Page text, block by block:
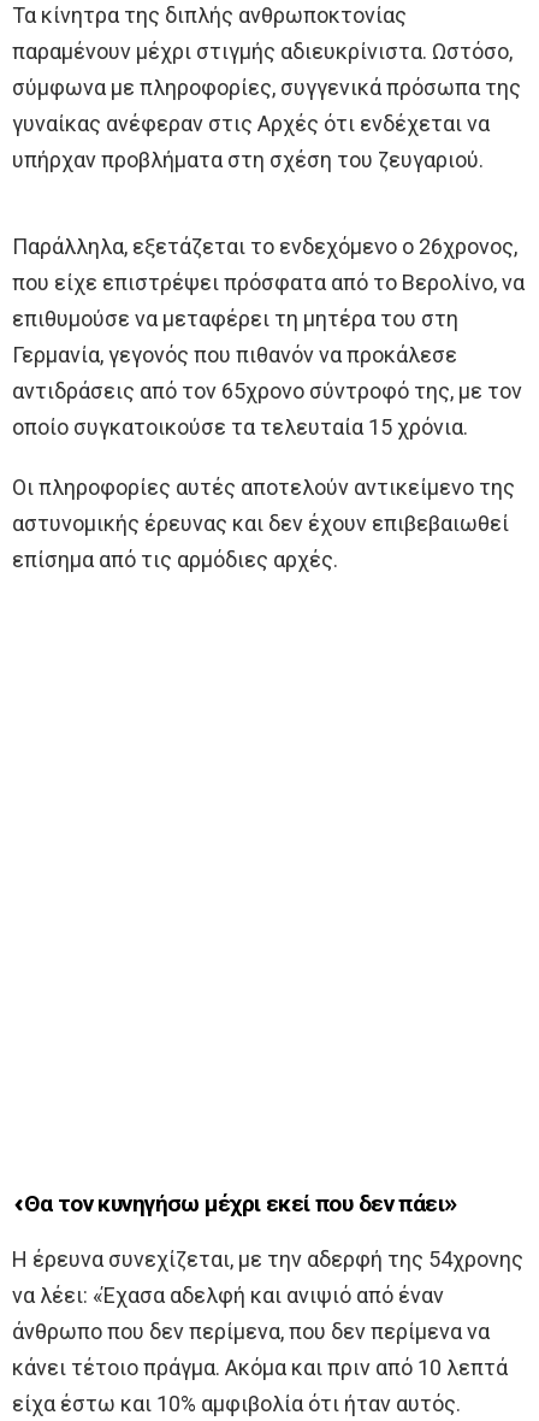
Τα κίνητρα της διπλής ανθρωποκτονίας
παραμένουν μέχρι στιγμής αδιευκρίνιστα. Ωστόσο,
σύμφωνα με πληροφορίες, συγγενικά πρόσωπα της
γυναίκας ανέφεραν στις Αρχές ότι ενδέχεται να
υπήρχαν προβλήματα στη σχέση του ζευγαριού.
Παράλληλα, εξετάζεται το ενδεχόμενο ο 26χρονος,
που είχε επιστρέψει πρόσφατα από το Βερολίνο, να
επιθυμούσε να μεταφέρει τη μητέρα του στη
Γερμανία, γεγονός που πιθανόν να προκάλεσε
αντιδράσεις από τον 65χρονο σύντροφό της, με τον
οποίο συγκατοικούσε τα τελευταία 15 χρόνια.
Οι πληροφορίες αυτές αποτελούν αντικείμενο της
αστυνομικής έρευνας και δεν έχουν επιβεβαιωθεί
επίσημα από τις αρμόδιες αρχές.
«Θα τον κυνηγήσω μέχρι εκεί που δεν πάει»
Η έρευνα συνεχίζεται, με την αδερφή της 54χρονης
να λέει: «Έχασα αδελφή και ανιψιό από έναν
άνθρωπο που δεν περίμενα, που δεν περίμενα να
κάνει τέτοιο πράγμα. Ακόμα και πριν από 10 λεπτά
είχα έστω και 10% αμφιβολία ότι ήταν αυτός.